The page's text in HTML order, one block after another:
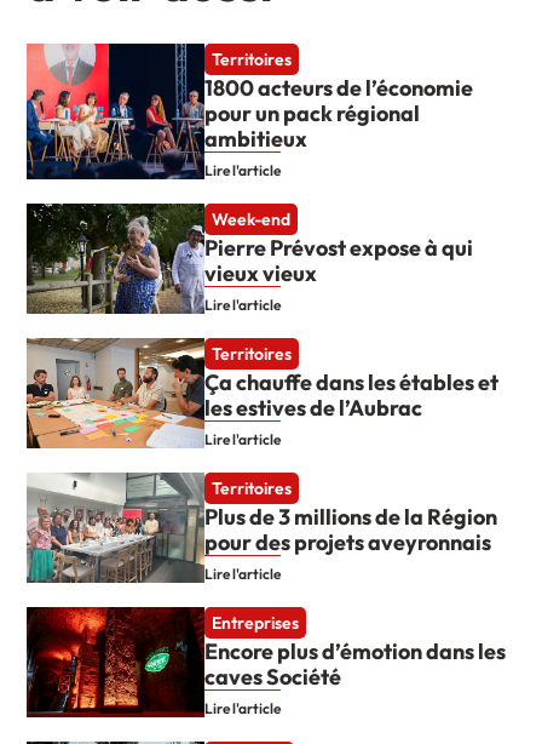
Territoires
1800 acteurs de l’économie
pour un pack régional
ambitieux
Lire l'article
Week-end
Pierre Prévost expose à qui
vieux vieux
Lire l'article
Territoires
Ça chauffe dans les étables et
les estives de l’Aubrac
Lire l'article
Territoires
Plus de 3 millions de la Région
pour des projets aveyronnais
Lire l'article
Entreprises
Encore plus d’émotion dans les
caves Société
Lire l'article